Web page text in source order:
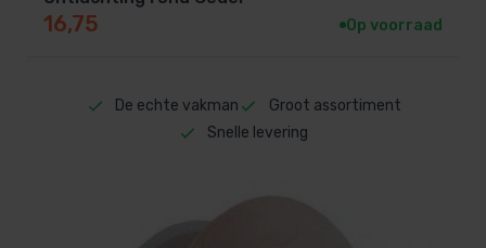
16,75 Op voorraad
De echte vakman
Groot assortiment
Snelle levering